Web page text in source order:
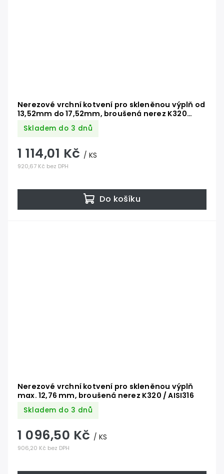
Nerezové vrchní kotvení pro skleněnou výplň od
13,52mm do 17,52mm, broušená nerez K320
Skladem do 3 dnů
920,67 Kč bez DPH
1 114,01 Kč / KS
Do košíku
Nerezové vrchní kotvení pro skleněnou výplň
max. 12,76 mm, broušená nerez K320 / AISI316
Skladem do 3 dnů
906,20 Kč bez DPH
1 096,50 Kč / KS